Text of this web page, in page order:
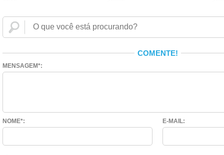
COMENTE!
MENSAGEM*:
NOME*: E-MAIL: